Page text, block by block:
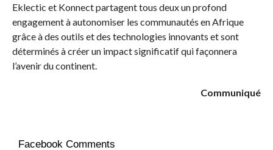
Eklectic et Konnect partagent tous deux un profond
engagement à autonomiser les communautés en Afrique
grâce à des outils et des technologies innovants et sont
déterminés à créer un impact significatif qui façonnera
l’avenir du continent.
Communiqué
Facebook Comments